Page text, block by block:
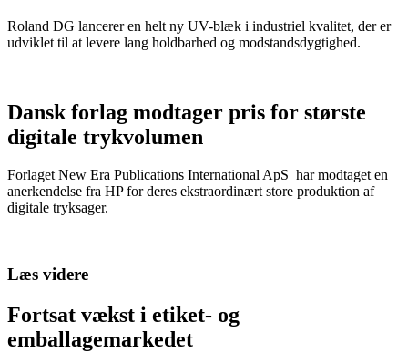
Roland DG lancerer en helt ny UV-blæk i industriel kvalitet, der er
udviklet til at levere lang holdbarhed og modstandsdygtighed.
Dansk forlag modtager pris for største
digitale trykvolumen
Forlaget New Era Publications International ApS har modtaget en
anerkendelse fra HP for deres ekstraordinært store produktion af
digitale tryksager.
Læs videre
Fortsat vækst i etiket- og
emballagemarkedet